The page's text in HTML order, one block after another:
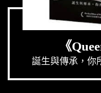
《
誕生與傳承，你